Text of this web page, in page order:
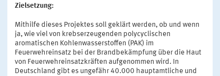
Zielsetzung:
Mithilfe dieses Projektes soll geklärt werden, ob und wenn
ja, wie viel von krebserzeugenden polycyclischen
aromatischen Kohlenwasserstoffen (PAK) im
Feuerwehreinsatz bei der Brandbekämpfung über die Haut
von Feuerwehreinsatzkräften aufgenommen wird. In
Deutschland gibt es ungefähr 40.000 hauptamtliche und